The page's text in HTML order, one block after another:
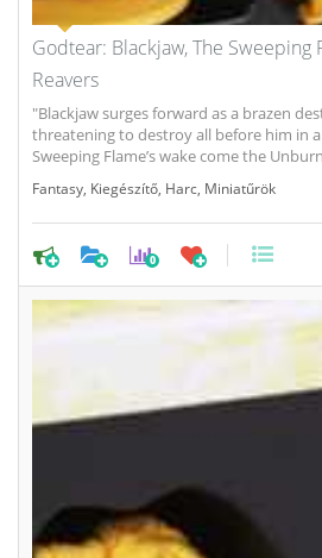
Godtear: Blackjaw, The
Reavers
"Blackjaw surges forward as a brazen
threatening to destroy all before him in
Sweeping Flame’s wake come the
Fantasy, Kiegészítő, Harc, Miniatűrök
0